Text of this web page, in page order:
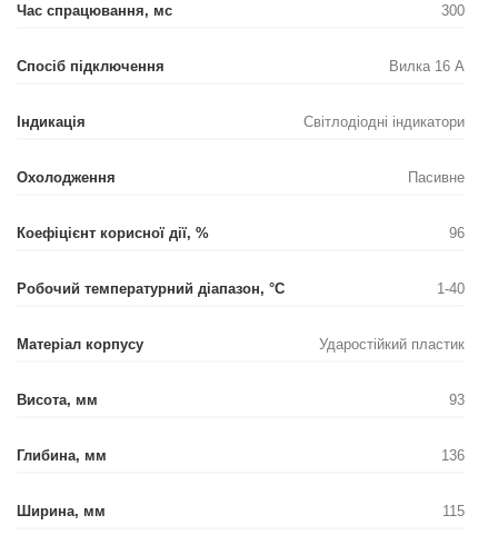
Час спрацювання, мс 300
Спосіб підключення Вилка 16 А
Індикація Світлодіодні індикатори
Охолодження Пасивне
Коефіцієнт корисної дії, % 96
Робочий температурний діапазон, °С 1-40
Матеріал корпусу Ударостійкий пластик
Висота, мм 93
Глибина, мм 136
Ширина, мм 115